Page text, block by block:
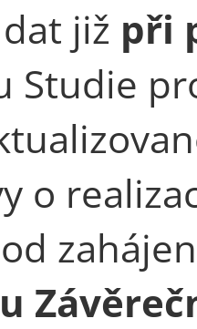
již při
Studie
o
od